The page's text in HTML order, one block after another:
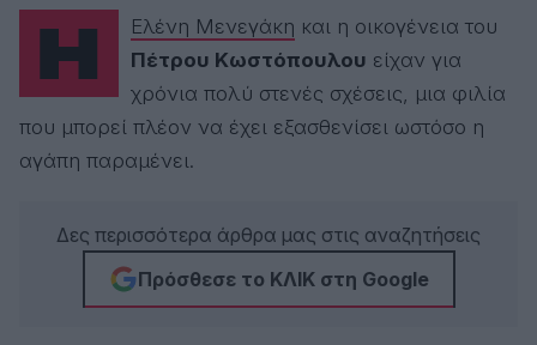
Η Ελένη Μενεγάκη και η οικογένεια του
Πέτρου Κωστόπουλου είχαν για
χρόνια πολύ στενές σχέσεις, μια φιλία
που μπορεί πλέον να έχει εξασθενίσει ωστόσο η
αγάπη παραμένει.
Δες περισσότερα άρθρα μας στις αναζητήσεις
Πρόσθεσε το ΚΛΙΚ στη Google